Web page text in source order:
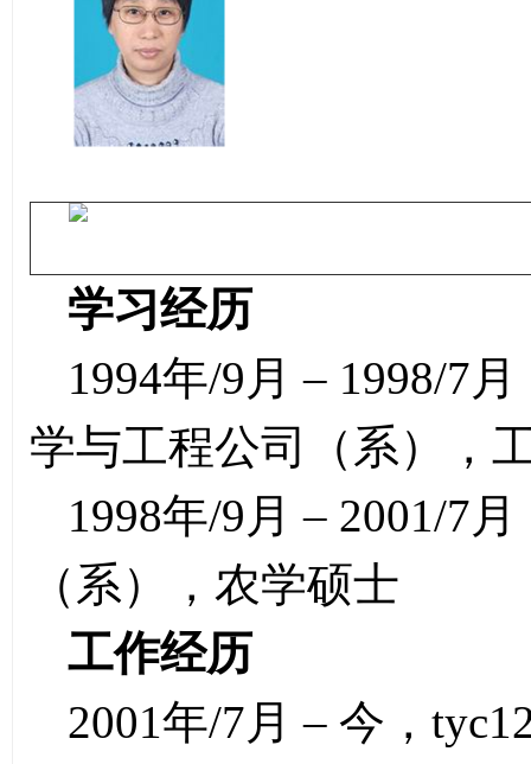
学习经历
1994年/9月 – 1998/7
学与工程公司（系），
1998年/9月 – 2001/7
（系），农学硕士
工作经历
2001年/7月 – 今，